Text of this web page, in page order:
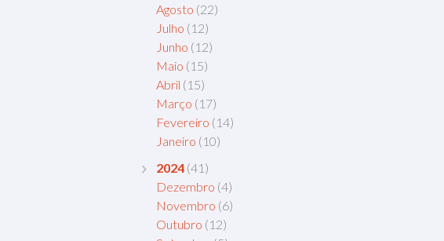
Agosto (22)
Julho (12)
Junho (12)
Maio (15)
Abril (15)
Março (17)
Fevereiro (14)
Janeiro (10)
2024 (41)
Dezembro (4)
Novembro (6)
Outubro (12)